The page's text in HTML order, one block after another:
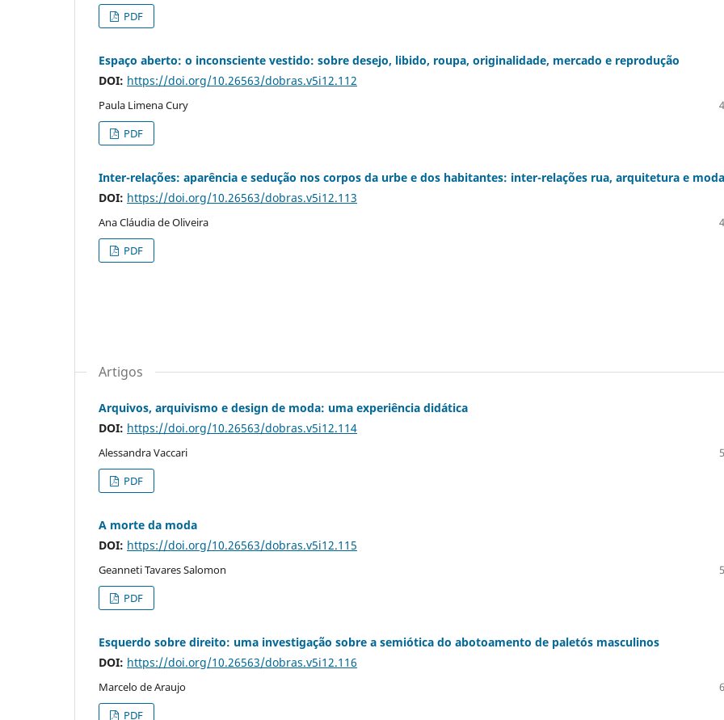
PDF
Espaço aberto: o inconsciente vestido: sobre desejo, libido, roupa, originalidade, mercado e reprodução
DOI: https://doi.org/10.26563/dobras.v5i12.112
Paula Limena Cury
PDF
Inter-relações: aparência e sedução nos corpos da urbe e dos habitantes: inter-relações rua, arquitetura e moda
DOI: https://doi.org/10.26563/dobras.v5i12.113
Ana Cláudia de Oliveira
PDF
Artigos
Arquivos, arquivismo e design de moda: uma experiência didática
DOI: https://doi.org/10.26563/dobras.v5i12.114
Alessandra Vaccari
PDF
A morte da moda
DOI: https://doi.org/10.26563/dobras.v5i12.115
Geanneti Tavares Salomon
PDF
Esquerdo sobre direito: uma investigação sobre a semiótica do abotoamento de paletós masculinos
DOI: https://doi.org/10.26563/dobras.v5i12.116
Marcelo de Araujo
PDF